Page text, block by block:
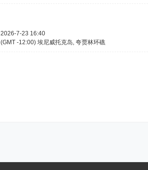
2026-7-23 16:40
(GMT -12:00) 埃尼威托克岛, 夸贾林环礁